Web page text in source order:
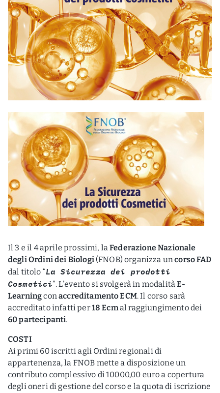
Il 3 e il 4 aprile prossimi, laFederazione Nazionale
degli Ordini dei Biologi(FNOB) organizza uncorso FAD
dal titolo “La Sicurezza dei prodotti
Cosmetici”. L’evento si svolgerà in modalitàE-
Learningconaccreditamento ECM. Il corso sarà
accreditato infatti per18 Ecmal raggiungimento dei
60 partecipanti.
COSTI
Ai primi 60 iscritti agli Ordini regionali di
appartenenza, la FNOB mette a disposizione un
contributo complessivo di 10000,00 euro a copertura
degli oneri di gestione del corso e la quota di iscrizione